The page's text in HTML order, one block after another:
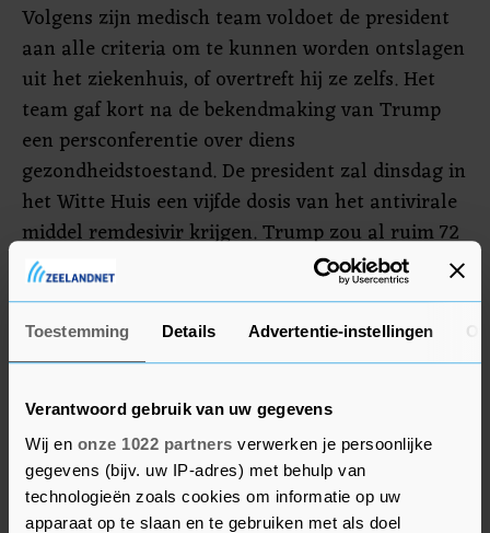
Toestemming Details Advertentie-instellingen
Verantwoord gebruik van uw gegevens
Wij en onze 1022 partners verwerken je persoonlijke
gegevens (bijv. uw IP-adres) met behulp van
technologieën zoals cookies om informatie op uw
apparaat op te slaan en te gebruiken met als doel
Volgens zijn medisch team voldoet de president
aan alle criteria om te kunnen worden ontslagen
uit het ziekenhuis, of overtreft hij ze zelfs. Het
team gaf kort na de bekendmaking van Trump
een persconferentie over diens
gezondheidstoestand. De president zal dinsdag in
het Witte Huis een vijfde dosis van het antivirale
middel remdesivir krijgen. Trump zou al ruim 72
uur geen koorts meer hebben.